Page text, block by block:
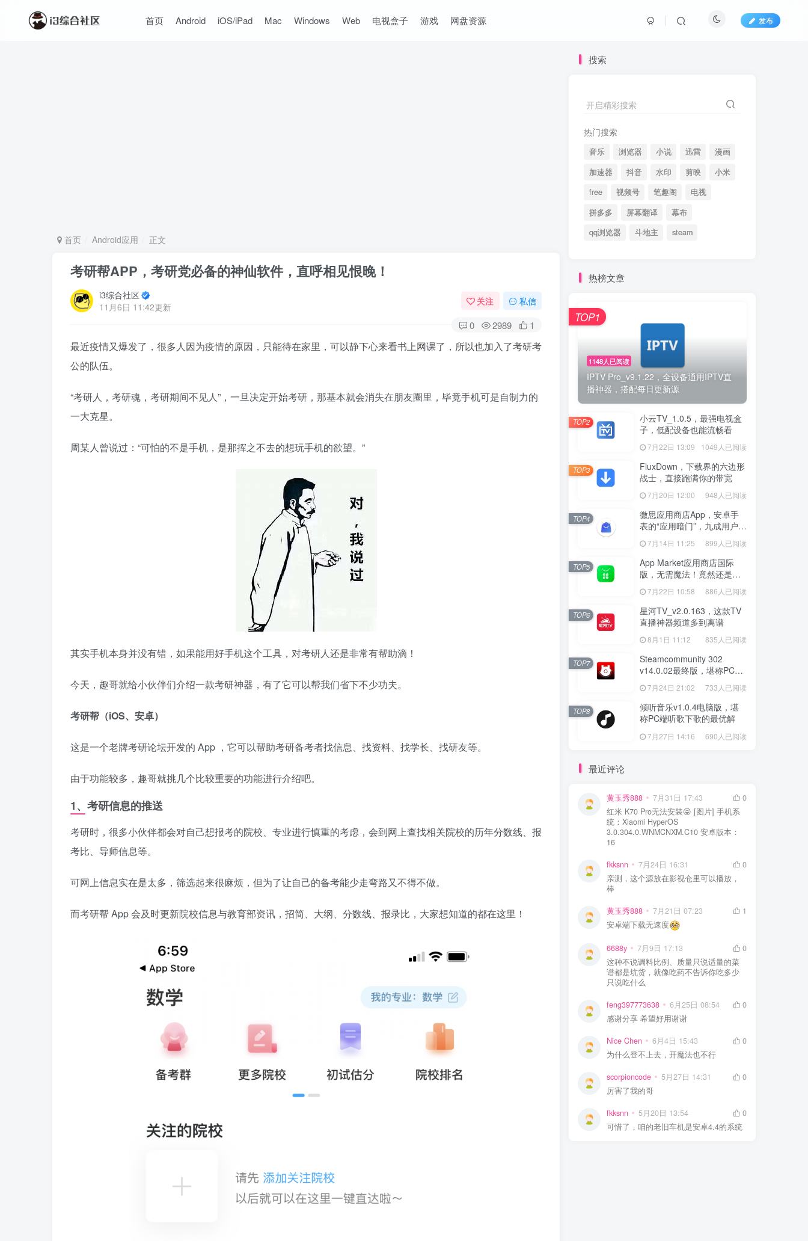
首页 Android iOS/iPad Mac Windows Web 电视盒子 游戏 网盘资源 发布
首页 Android应用 正文
考研帮APP，考研党必备的神仙软件，直呼相见恨晚！
i3综合社区
11月6日 11:42更新
关注 私信
0 2989 1
最近疫情又爆发了，很多人因为疫情的原因，只能待在家里，可以静下心来看书上网课了，所以也加入了考研考
公的队伍。
“考研人，考研魂，考研期间不见人”，一旦决定开始考研，那基本就会消失在朋友圈里，毕竟手机可是自制力的
一大克星。
周某人曾说过：“可怕的不是手机，是那挥之不去的想玩手机的欲望。”
其实手机本身并没有错，如果能用好手机这个工具，对考研人还是非常有帮助滴！
今天，趣哥就给小伙伴们介绍一款考研神器，有了它可以帮我们省下不少功夫。
考研帮（iOS、安卓）
这是一个老牌考研论坛开发的 App ，它可以帮助考研备考者找信息、找资料、找学长、找研友等。
由于功能较多，趣哥就挑几个比较重要的功能进行介绍吧。
1、考研信息的推送
考研时，很多小伙伴都会对自己想报考的院校、专业进行慎重的考虑，会到网上查找相关院校的历年分数线、报
考比、导师信息等。
可网上信息实在是太多，筛选起来很麻烦，但为了让自己的备考能少走弯路又不得不做。
而考研帮 App 会及时更新院校信息与教育部资讯，招简、大纲、分数线、报录比，大家想知道的都在这里！
搜索
开启精彩搜索
热门搜索
音乐 浏览器 小说 迅雷
漫画
加速器
抖音 水印 剪映
小米
free
视频号 笔趣阁
电视
拼多多
屏幕翻译
幕布
qq浏览器
斗地主 steam
热榜文章
1148人已阅读
IPTV Pro_v9.1.22，全设备通用IPTV直
播神器，搭配每日更新源
TOP1
小云TV_1.0.5，最强电视盒
子，低配设备也能流畅看
7月22日 13:09 1049人已阅读
TOP2
FluxDown，下载界的六边形
战士，直接跑满你的带宽
7月20日 12:00 948人已阅读
TOP3
微思应用商店App，安卓手
表的“应用暗门”，九成用户还
没发现
7月14日 11:25 899人已阅读
TOP4
App Market应用商店国际
版，无需魔法！竟然还是大
厂出品？
7月22日 10:58 886人已阅读
TOP5
星河TV_v2.0.163，这款TV
直播神器频道多到离谱
8月1日 11:12 835人已阅读
TOP6
Steamcommunity 302
v14.0.02最终版，堪称PC玩
家必备的网络工具箱
7月24日 21:02 733人已阅读
TOP7
倾听音乐v1.0.4电脑版，堪
称PC端听歌下歌的最优解
7月27日 14:16 690人已阅读
TOP8
最近评论
黄玉秀888 7月31日 17:43
0
红米 K70 Pro无法安装😝 [图片] 手机系
统：Xiaomi HyperOS
3.0.304.0.WNMCNXM.C10 安卓版本：
16
fkksnn 7月24日 16:31
0
亲测，这个源放在影视仓里可以播放，
棒
黄玉秀888 7月21日 07:23
1
安卓端下载无速度
6688y 7月9日 17:13
0
这种不说调料比例、质量只说适量的菜
谱都是坑货，就像吃药不告诉你吃多少
只说吃什么
feng397773638 6月25日 08:54
0
感谢分享 希望好用谢谢
Nice Chen 6月4日 15:43
0
为什么登不上去，开魔法也不行
scorpioncode 5月27日 14:31
0
厉害了我的哥
fkksnn 5月20日 13:54
0
可惜了，咱的老旧车机是安卓4.4的系统